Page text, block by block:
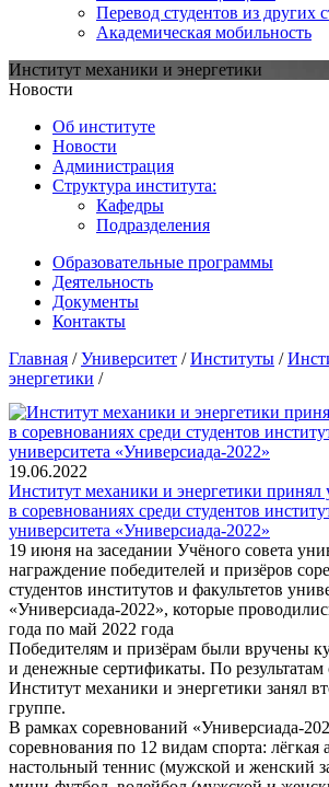
Перевод студентов из других
Академическая мобильность
Институт механики и энергетики
Новости
Об институте
Новости
Администрация
Структура института:
Кафедры
Подразделения
Образовательные программы
Деятельность
Документы
Контакты
Главная /Университет /Институты /
энергетики /
19.06.2022
Институт механики и энергетики принял
в соревнованиях среди студентов
университета «Универсиада-2022»
19 июня на заседании Учёного совета
награждение победителей и призёров
студентов институтов и факультетов
«Универсиада-2022», которые
года по май 2022 года
Победителям и призёрам были вручены
и денежные сертификаты. По результатам
Институт механики и энергетики занял
группе.
В рамках соревнований «Универсиада-
соревнования по 12 видам спорта: лёгкая
настольный теннис (мужской и женский